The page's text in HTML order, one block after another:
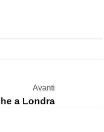
Avanti
a Londra